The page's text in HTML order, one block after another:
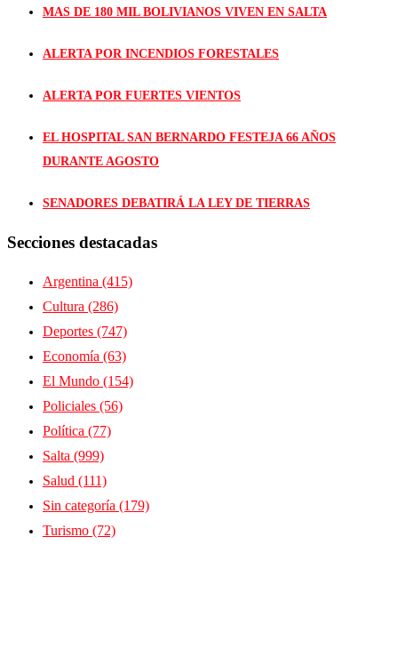
MAS DE 180 MIL BOLIVIANOS VIVEN EN SALTA
ALERTA POR INCENDIOS FORESTALES
ALERTA POR FUERTES VIENTOS
EL HOSPITAL SAN BERNARDO FESTEJA 66 AÑOS
DURANTE AGOSTO
SENADORES DEBATIRÁ LA LEY DE TIERRAS
Secciones destacadas
Argentina (415)
Cultura (286)
Deportes (747)
Economía (63)
El Mundo (154)
Policiales (56)
Política (77)
Salta (999)
Salud (111)
Sin categoría (179)
Turismo (72)